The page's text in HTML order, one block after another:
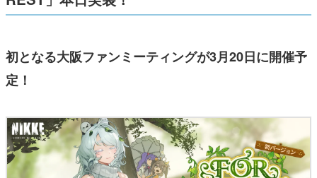
初となる大阪ファンミーティングが3月20日に開催予
定！